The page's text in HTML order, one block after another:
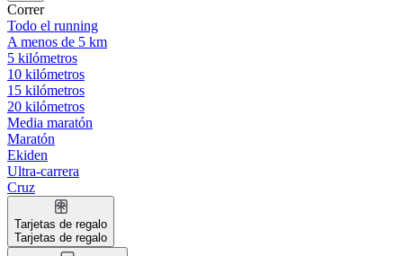
Correr
Todo el running
A menos de 5 km
5 kilómetros
10 kilómetros
15 kilómetros
20 kilómetros
Media maratón
Maratón
Ekiden
Ultra-carrera
Cruz
Tarjetas de regalo
Tarjetas de regalo